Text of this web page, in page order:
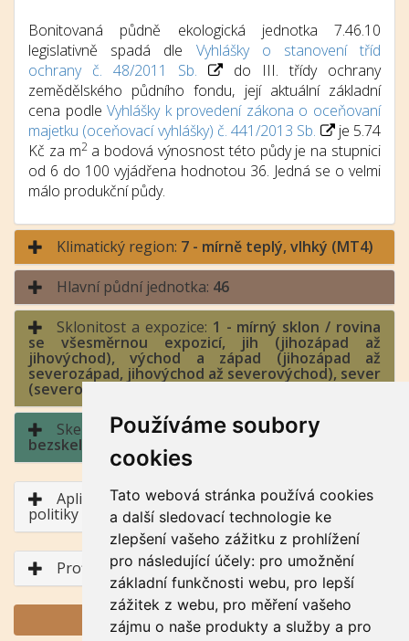
Používáme soubory
cookies
Tato webová stránka používá cookies
a další sledovací technologie ke
zlepšení vašeho zážitku z prohlížení
pro následující účely: pro umožnění
základní funkčnosti webu, pro lepší
zážitek z webu, pro měření vašeho
zájmu o naše produkty a služby a pro
Bonitovaná půdně ekologická jednotka 7.46.10
legislativně spadá dle Vyhlášky o stanovení tříd
ochrany č. 48/2011 Sb.
do III. třídy ochrany
zemědělského půdního fondu, její aktuální základní
cena podleVyhlášky k provedení zákona o oceňovaní
majetku (oceňovací vyhlášky) č. 441/2013 Sb.
je 5.74
Kč za m2a bodová výnosnost této půdy je na stupnici
od 6 do 100 vyjádřena hodnotou 36. Jedná se o velmi
málo produkční půdy.
Klimatický region: 7 - mírně teplý, vlhký (MT4)
Hlavní půdní jednotka: 46
Sklonitost a expozice: 1 - mírný sklon / rovina
se všesměrnou expozicí, jih (jihozápad až
jihovýchod), východ a západ (jihozápad až
severozápad, jihovýchod až severovýchod), sever
(severozápad až severovýchod)
Skeletovitost a hloubka půdy:
bezskeletovitá, s příměsí / půda hluboká
Aplikace BPEJ v rámci Společné zemědělské
politiky
Profil půdního typu
GENERUJ PDF